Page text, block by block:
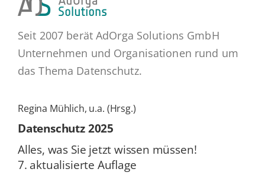
Seit 2007 berät AdOrga Solutions GmbH
Unternehmen und Organisationen rund um
das Thema Datenschutz.
Regina Mühlich, u.a. (Hrsg.)
Daten­schutz 2025
Alles, was Sie jetzt wissen müssen!
7. ak­tua­li­sier­te Auflage